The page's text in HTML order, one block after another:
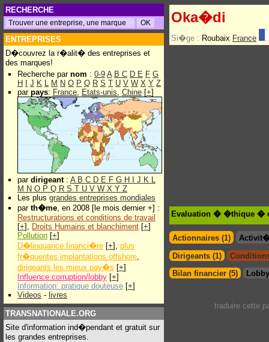
RECHERCHE
ENTREPRISES
D�couvrez la r�alit� des entreprises et
des marques!
Recherche par nom : 0-9 A B C D E F G
H
J K L M N O P Q R S T U V W X Y Z
par pays: France, Etats-unis, Chine [+]
par dirigeant: A B C D E F G H J K L
M N O P Q R S T U V W X Y Z
Les plus grandes entreprises mondiales
par th�me, en 2008 [le mois dernier +] :
Restructurations et conditions de travail
[+], Droits Humains et blanchiment [+]
Pollution [+]
D�linquance financi�re [+], plus
fr�quentes implantations offshore,
dirigeants les mieux pay�s [+]
Influence:corruption/lobby [+]
Information: pratique douteuse [+]
Videos - livres
TRANSNATIONALE.ORG
Site d'information ind�pendant et gratuit sur
les grandes entreprises.
Oka�di
Si�ge : Roubaix France
Evaluation � �thique �
Actionnaires (1)
Dirigeants (1)
Bilan financier (5)
traduire cette